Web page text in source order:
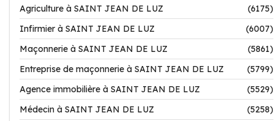
Agriculture à SAINT JEAN DE LUZ
(6175)
Infirmier à SAINT JEAN DE LUZ
(6007)
Maçonnerie à SAINT JEAN DE LUZ
(5861)
Entreprise de maçonnerie à SAINT JEAN DE LUZ
(5799)
Agence immobilière à SAINT JEAN DE LUZ
(5529)
Médecin à SAINT JEAN DE LUZ
(5258)